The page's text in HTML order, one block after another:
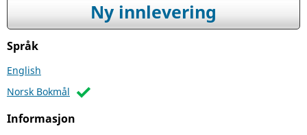
Ny innlevering
Språk
English
Norsk Bokmål
Informasjon